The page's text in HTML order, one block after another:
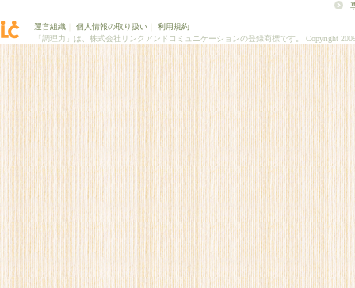
運営組織 個人情報の取り扱い
利用規約
「調理力」は、株式会社リンクアンドコミュニケーションの登録商標です。 Copyright